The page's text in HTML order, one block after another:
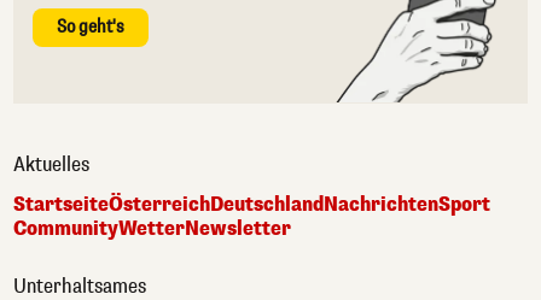
So geht's
Aktuelles
StartseiteÖsterreichDeutschlandNachrichtenSport
CommunityWetterNewsletter
Unterhaltsames